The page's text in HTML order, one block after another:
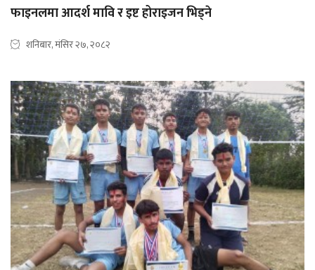
फाइनलमा आदर्श मावि र इष्ट होराइजन भिड्ने
शनिबार, मंसिर २७, २०८२